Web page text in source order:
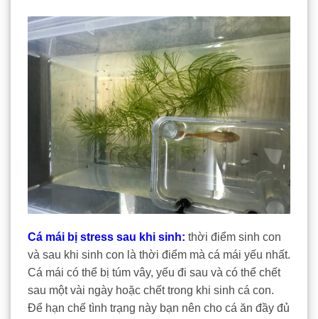
Cá mái bị stress sau khi sinh: thời điểm sinh con
và sau khi sinh con là thời điểm mà cá mái yếu nhất.
Cá mái có thể bị túm vây, yếu đi sau và có thể chết
sau một vài ngày hoặc chết trong khi sinh cá con.
Để hạn chế tình trạng này bạn nên cho cá ăn đầy đủ